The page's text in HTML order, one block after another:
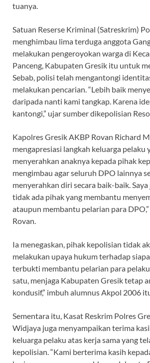
tuanya.
Satuan Reserse Kriminal (Satreskrim)
menghimbau lima terduga anggota
melakukan pengeroyokan warga di
Panceng, Kabupaten Gresik itu untuk
Sebab, polisi telah mengantongi
melakukan pencarian. “Lebih baik
daripada nanti kami tangkap. Karena
kantongi,” ujar sumber dikepolisian
Kapolres Gresik AKBP Rovan Richard
mengapresiasi langkah keluarga pelaku
menyerahkan anaknya kepada pihak
mengimbau agar seluruh DPO lainnya
menyerahkan diri secara baik-baik.
tidak ada pihak yang membantu
ataupun membantu pelarian para
Rovan.
Ia menegaskan, pihak kepolisian tidak
melakukan upaya hukum terhadap
terbukti membantu pelarian para
satu, menjaga Kabupaten Gresik tetap
kondusif,” imbuh alumnus Akpol 2006
Sementara itu, Kasat Reskrim Polres
Widjaya juga menyampaikan terima
keluarga pelaku atas kerja sama yang
kepolisian. “Kami berterima kasih